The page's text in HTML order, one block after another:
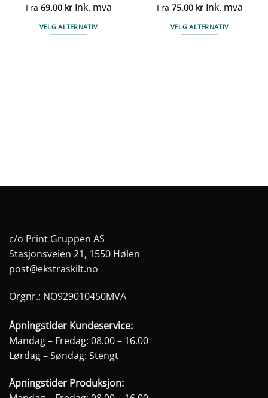
Fra 69.00 kr Ink. mva
VELG ALTERNATIV
Fra 75.00 kr Ink. mva
VELG ALTERNATIV
c/o Print Gruppen AS
Stasjonsveien 21, 1550 Hølen
post@ekstraskilt.no
Orgnr.: NO929010450MVA
Åpningstider Kundeservice:
Mandag – Fredag: 08.00 – 16.00
Lørdag – Søndag: Stengt
Åpningstider Produksjon: